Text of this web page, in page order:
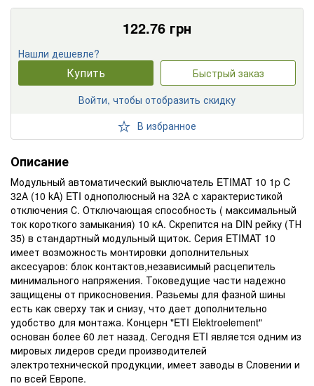
122.76 грн
Нашли дешевле?
Купить
Быстрый заказ
Войти, чтобы отобразить скидку
В избранное
Описание
Модульный автоматический выключатель ETIMAT 10 1p C
32А (10 kA) ETI однополюсный на 32А с характеристикой
отключения С. Отключающая способность ( максимальный
ток короткого замыкания) 10 кА. Скрепится на DIN рейку (ТН
35) в стандартный модульный щиток. Серия ETIMAT 10
имеет возможность монтировки дополнительных
аксесуаров: блок контактов,независимый расцепитель
минимального напряжения. Токоведущие части надежно
защищены от прикосновения. Разьемы для фазной шины
есть как сверху так и снизу, что дает дополнительно
удобство для монтажа. Концерн "ETI Elektroelement"
основан более 60 лет назад. Сегодня ETI является одним из
мировых лидеров среди производителей
электротехнической продукции, имеет заводы в Словении и
по всей Европе.